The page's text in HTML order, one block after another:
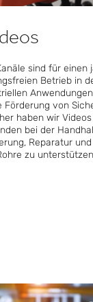
sind für einen
Betrieb in
von
haben wir
bei der
Reparatur
zu